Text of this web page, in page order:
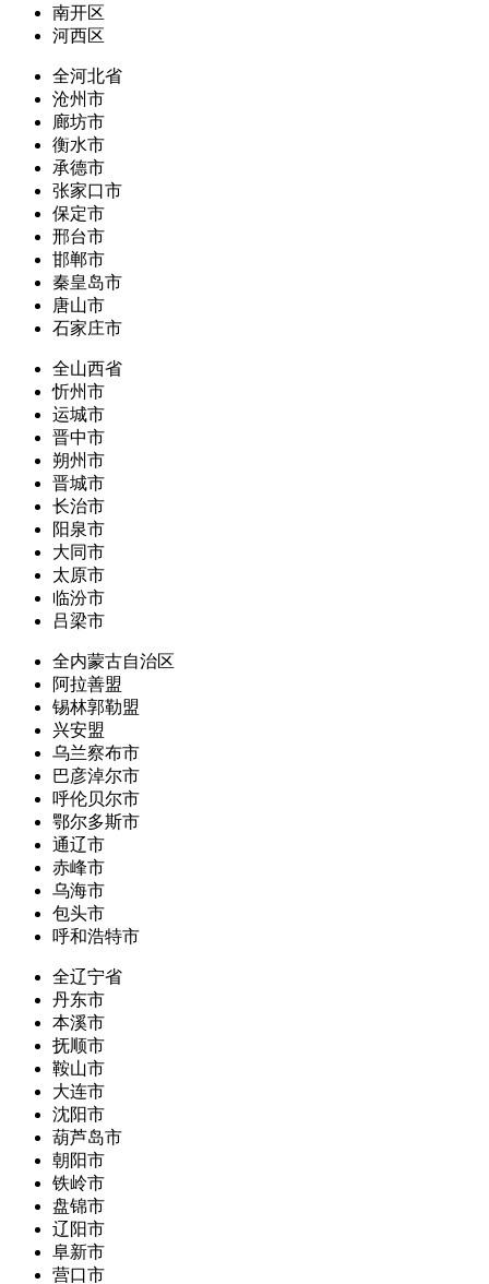
南开区
河西区
全河北省
沧州市
廊坊市
衡水市
承德市
张家口市
保定市
邢台市
邯郸市
秦皇岛市
唐山市
石家庄市
全山西省
忻州市
运城市
晋中市
朔州市
晋城市
长治市
阳泉市
大同市
太原市
临汾市
吕梁市
全内蒙古自治区
阿拉善盟
锡林郭勒盟
兴安盟
乌兰察布市
巴彦淖尔市
呼伦贝尔市
鄂尔多斯市
通辽市
赤峰市
乌海市
包头市
呼和浩特市
全辽宁省
丹东市
本溪市
抚顺市
鞍山市
大连市
沈阳市
葫芦岛市
朝阳市
铁岭市
盘锦市
辽阳市
阜新市
营口市